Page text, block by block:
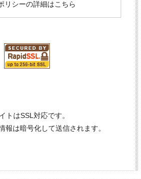
リシーの詳細はこちら
トはSSL対応です。
報は暗号化して送信されます。